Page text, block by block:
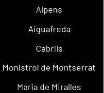
Alpens
Aiguafreda
Cabrils
Monistrol de Montserrat
Maria de Miralles